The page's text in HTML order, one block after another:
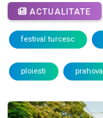
ACTUALITATE
festival turcesc
ploiesti prahova